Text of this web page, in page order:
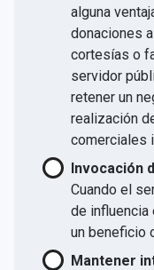
alguna
donaciones
cortesías o
servidor
retener un
realización
comerciales
Invocación
Cuando el
de influencia
un beneficio
Mantener